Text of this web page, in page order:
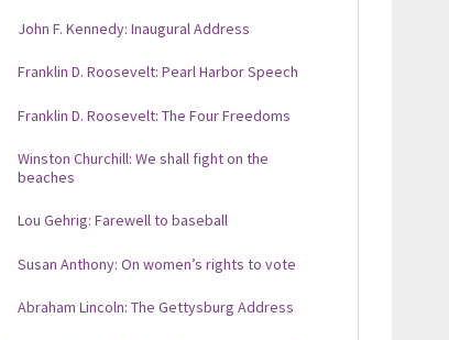
John F. Kennedy: Inaugural Address
Franklin D. Roosevelt: Pearl Harbor Speech
Franklin D. Roosevelt: The Four Freedoms
Winston Churchill: We shall fight on the
beaches
Lou Gehrig: Farewell to baseball
Susan Anthony: On women’s rights to vote
Abraham Lincoln: The Gettysburg Address